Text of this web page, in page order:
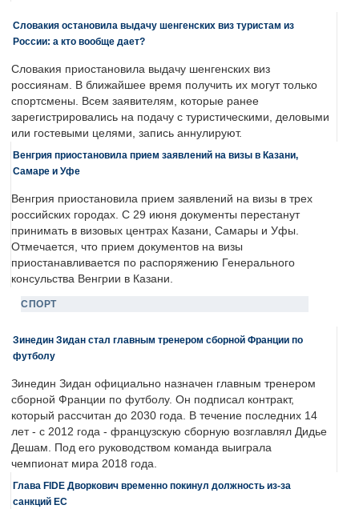
Словакия остановила выдачу шенгенских виз туристам из
России: а кто вообще дает?
Словакия приостановила выдачу шенгенских виз
россиянам. В ближайшее время получить их могут только
спортсмены. Всем заявителям, которые ранее
зарегистрировались на подачу с туристическими, деловыми
или гостевыми целями, запись аннулируют.
Венгрия приостановила прием заявлений на визы в Казани,
Самаре и Уфе
Венгрия приостановила прием заявлений на визы в трех
российских городах. С 29 июня документы перестанут
принимать в визовых центрах Казани, Самары и Уфы.
Отмечается, что прием документов на визы
приостанавливается по распоряжению Генерального
консульства Венгрии в Казани.
СПОРТ
Зинедин Зидан стал главным тренером сборной Франции по
футболу
Зинедин Зидан официально назначен главным тренером
сборной Франции по футболу. Он подписал контракт,
который рассчитан до 2030 года. В течение последних 14
лет - с 2012 года - французскую сборную возглавлял Дидье
Дешам. Под его руководством команда выиграла
чемпионат мира 2018 года.
Глава FIDE Дворкович временно покинул должность из-за
санкций ЕС